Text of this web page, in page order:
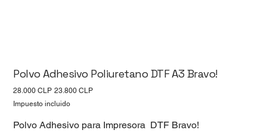
Polvo Adhesivo Poliuretano DTF A3 Bravo!
Precio
28.000 CLP Precio
oferta
23.800 CLP
Impuesto incluido
Polvo Adhesivo para Impresora DTF Bravo!